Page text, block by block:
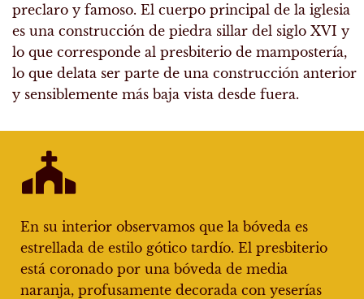
preclaro y famoso. El cuerpo principal de la iglesia
es una construcción de piedra sillar del siglo XVI y
lo que corresponde al presbiterio de mampostería,
lo que delata ser parte de una construcción anterior
y sensiblemente más baja vista desde fuera.
En su interior observamos que la bóveda es
estrellada de estilo gótico tardío. El presbiterio
está coronado por una bóveda de media
naranja, profusamente decorada con yeserías